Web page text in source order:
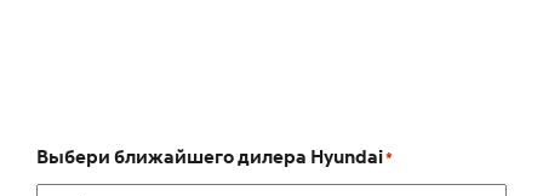
Выбери ближайшего дилера Hyundai*